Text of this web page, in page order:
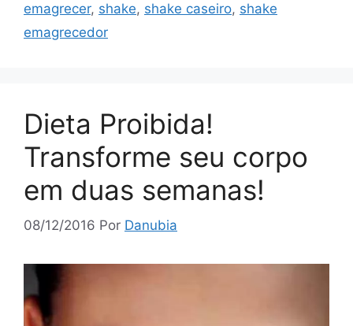
emagrecer, shake, shake caseiro, shake
emagrecedor
Dieta Proibida!
Transforme seu corpo
em duas semanas!
08/12/2016 Por Danubia